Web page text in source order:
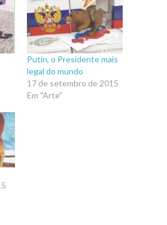
Putin, o Presidente mais
legal do mundo
17 de setembro de 2015
Em "Arte"